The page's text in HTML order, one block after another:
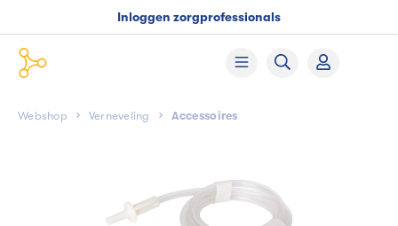
Inloggen zorgprofessionals
Webshop Verneveling Accessoires